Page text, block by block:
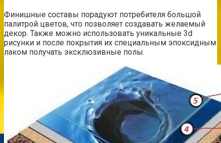
Финишные составы порадуют потребителя большой
палитрой цветов, что позволяет создавать желаемый
декор. Также можно использовать уникальные 3d
рисунки и после покрытия их специальным эпоксидным
лаком получать эксклюзивные полы.